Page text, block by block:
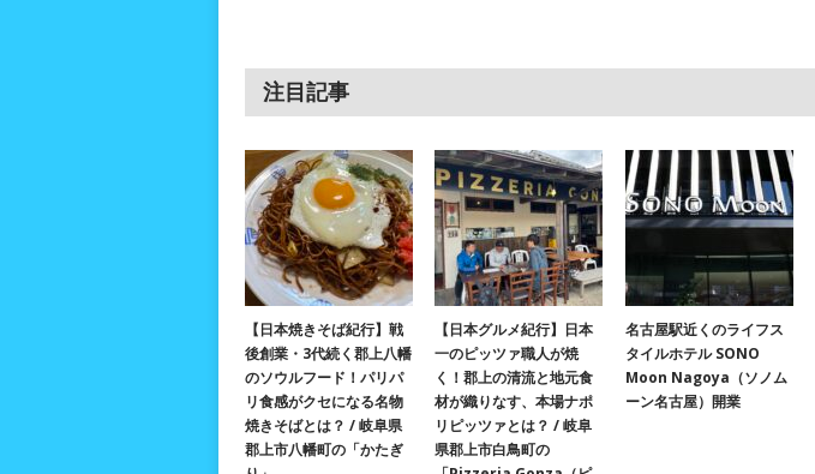
注目記事
【日本焼きそば紀行】戦
後創業・3代続く郡上八幡
のソウルフード！パリパ
リ食感がクセになる名物
焼きそばとは？ / 岐阜県
郡上市八幡町の「かたぎ
【日本グルメ紀行】日本
一のピッツァ職人が焼
く！郡上の清流と地元食
材が織りなす、本場ナポ
リピッツァとは？ / 岐阜
県郡上市白鳥町の
名古屋駅近くのライフス
タイルホテル SONO
Moon Nagoya（ソノム
ーン名古屋）開業